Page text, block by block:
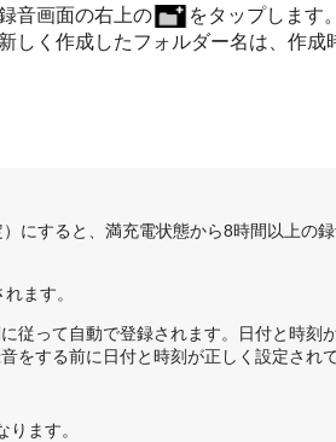
音画面の右上の
をタップします
しく作成したフォルダー名は、作成
にすると、満充電状態から8時間以上の
ます。
従って自動で登録されます。日付と時刻
をする前に日付と時刻が正しく設定され
ます。